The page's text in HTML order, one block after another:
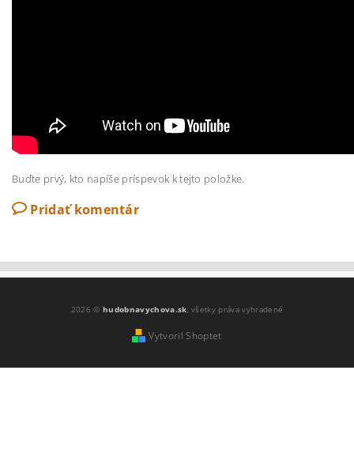
Buďte prvý, kto napíše príspevok k tejto položke.
Pridať komentár
2026 ©hudobnavychova.sk, všetky práva vyhradené
Vytvoril Shoptet